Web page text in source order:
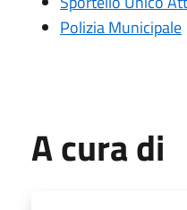
Polizia Municipale
A cura di